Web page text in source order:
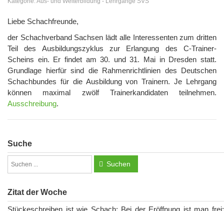
Liebe Schachfreunde,
der Schachverband Sachsen lädt alle Interessenten zum dritten
Teil des Ausbildungszyklus zur Erlangung des C-Trainer-
Scheins ein. Er findet am 30. und 31. Mai in Dresden statt.
Grundlage hierfür sind die Rahmenrichtlinien des Deutschen
Schachbundes für die Ausbildung von Trainern. Je Lehrgang
können maximal zwölf Trainerkandidaten teilnehmen.
Ausschreibung.
Suche
Suchen
Zitat der Woche
Stückeschreiben ist wie Schach: Bei der Eröffnung ist man frei;